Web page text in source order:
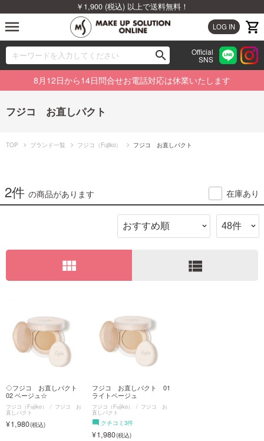
￥1,900 (税込) 以上で送料無料！
LOG IN
menu
search
00
Official
SNS
ブランドから探す
カテゴリから探す
特集から探す
ビューティジャーナルから探す
お問い合わせ
ログイン・新規会員登録
8月12日から14日問合せお電話対応は休業いたします
フジコ お直しパクト
TOP ブランド一覧 フジコ（Fujiko） フジコ お直しパクト
2件 の商品があります 在庫あり
view_module view_list
◇フジコ お直しパクト
02 ベージュ☆
フジコ（Fujiko） フジコ お
直しパクト
1,980
フジコ お直しパクト 01
ライトベージュ
フジコ（Fujiko） フジコ お
直しパクト
クチコミ3件
1,980